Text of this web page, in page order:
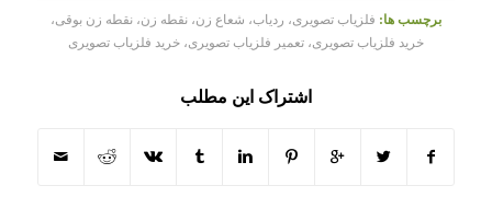
برچسب ها: فلزیاب تصویری، ردیاب، شعاع زن، نقطه زن، نقطه زن بوقی،
خرید فلزیاب تصویری، تعمیر فلزیاب تصویری، خرید فلزیاب تصویری
اشتراک این مطلب